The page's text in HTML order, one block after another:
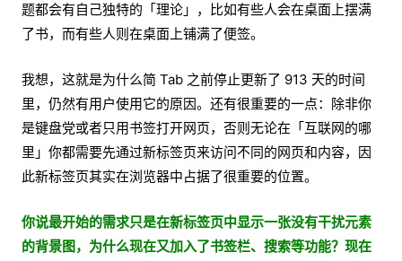
题都会有自己独特的「理论」，比如有些人会在桌面上摆满
了书，而有些人则在桌面上铺满了便签。
我想，这就是为什么简 Tab 之前停止更新了 913 天的时间
里，仍然有用户使用它的原因。还有很重要的一点：除非你
是键盘党或者只用书签打开网页，否则无论在「互联网的哪
里」你都需要先通过新标签页来访问不同的网页和内容，因
此新标签页其实在浏览器中占据了很重要的位置。
你说最开始的需求只是在新标签页中显示一张没有干扰元素
的背景图，为什么现在又加入了书签栏、搜索等功能？现在